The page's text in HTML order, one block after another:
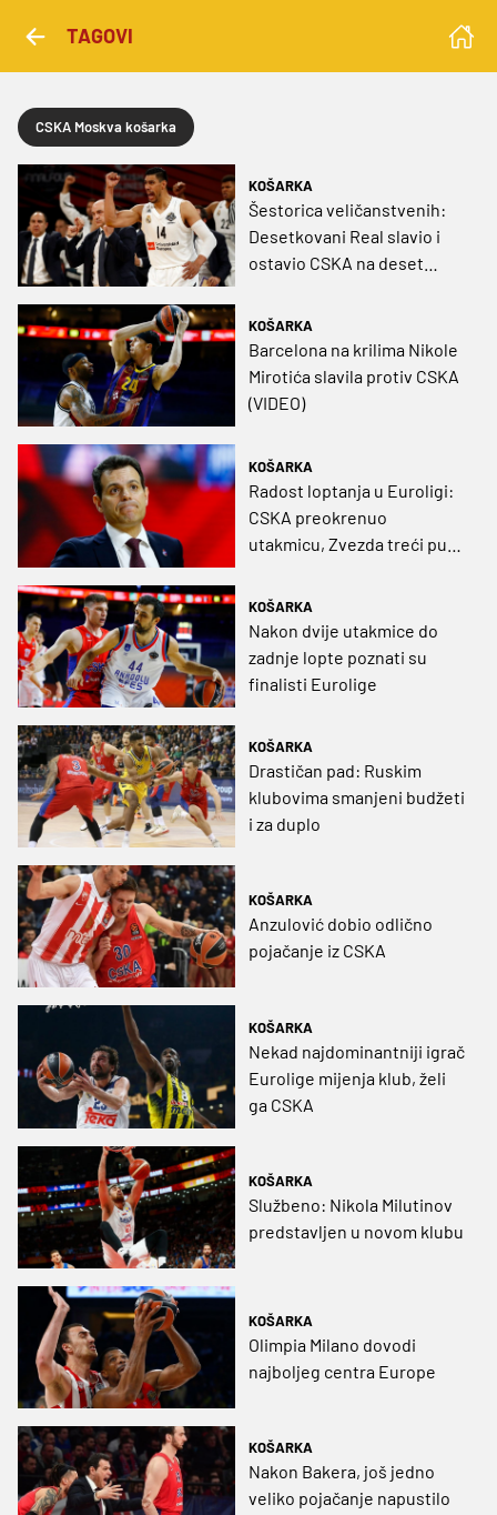
TAGOVI
CSKA Moskva košarka
KOŠARKA
Šestorica veličanstvenih:
Desetkovani Real slavio i
ostavio CSKA na deset
četvrtini (VIDEO)
KOŠARKA
Barcelona na krilima Nikole
Mirotića slavila protiv CSKA
(VIDEO)
KOŠARKA
Radost loptanja u Euroligi:
CSKA preokrenuo
utakmicu, Zvezda treći put
KOŠARKA
Nakon dvije utakmice do
zadnje lopte poznati su
finalisti Eurolige
KOŠARKA
Drastičan pad: Ruskim
klubovima smanjeni budžeti
i za duplo
KOŠARKA
Anzulović dobio odlično
pojačanje iz CSKA
KOŠARKA
Nekad najdominantniji igrač
Eurolige mijenja klub, želi
ga CSKA
KOŠARKA
Službeno: Nikola Milutinov
predstavljen u novom klubu
KOŠARKA
Olimpia Milano dovodi
najboljeg centra Europe
KOŠARKA
Nakon Bakera, još jedno
veliko pojačanje napustilo